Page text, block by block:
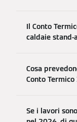
Il Conto
caldaie stand-
Cosa
Conto Termico
Se i lavori